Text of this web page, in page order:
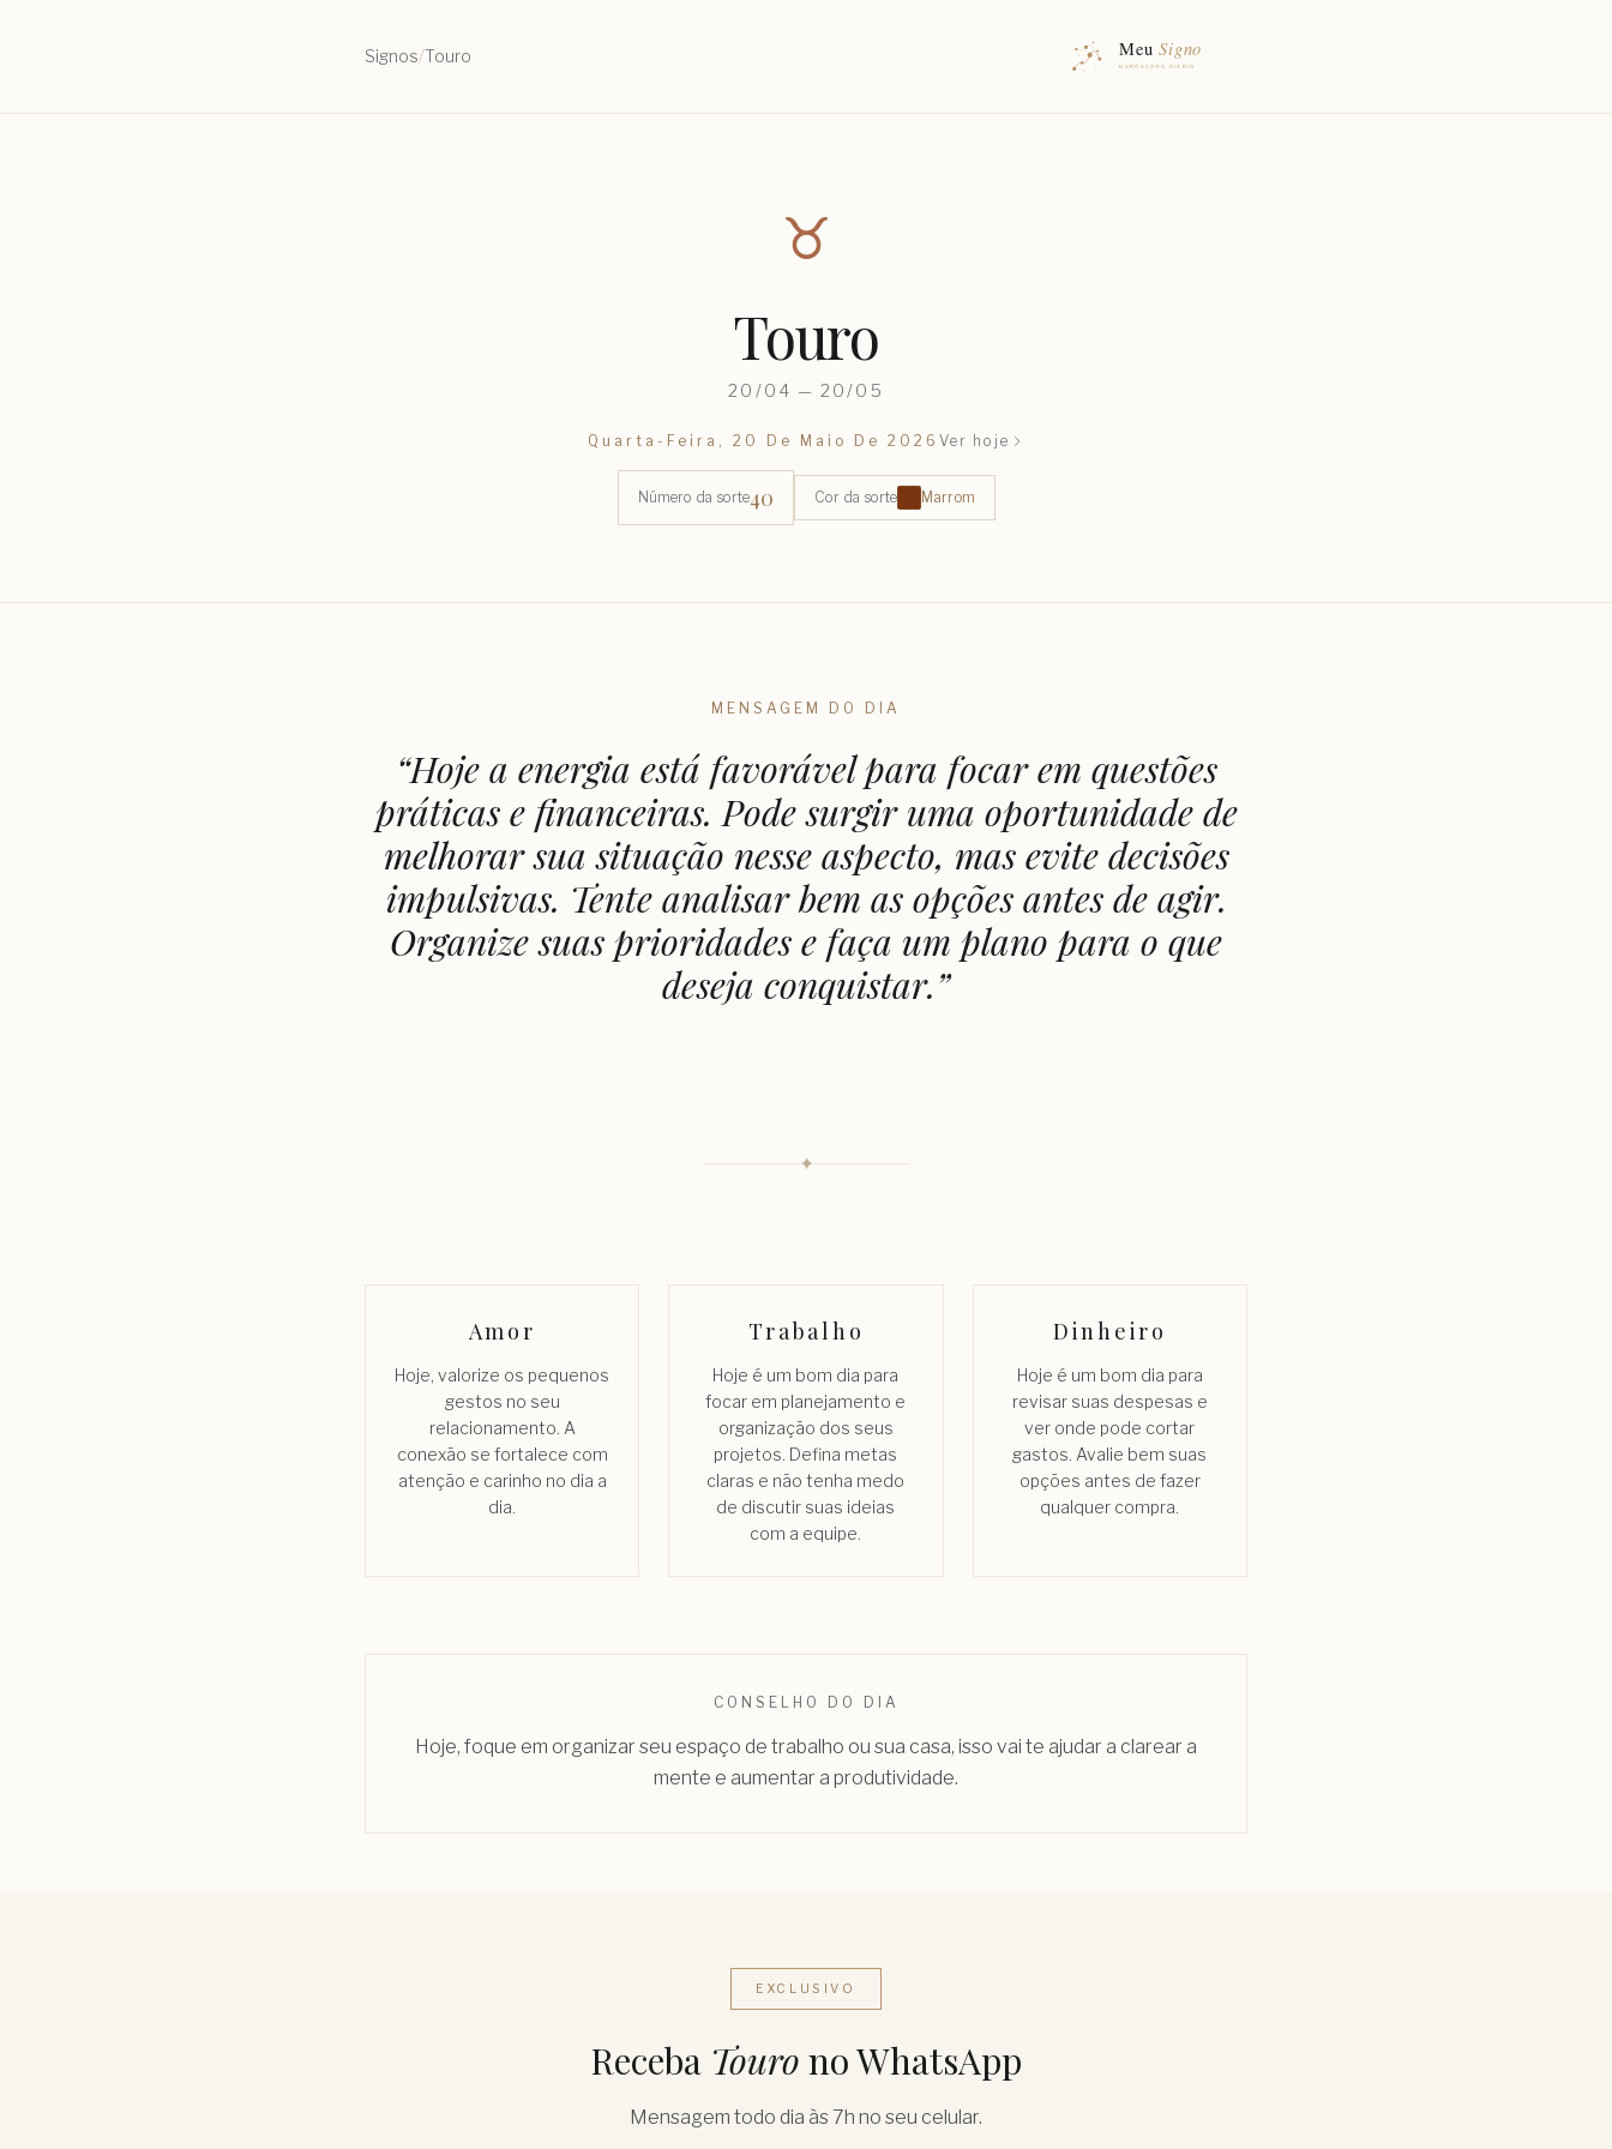
Signos/Touro
♉︎
Touro
20/04 — 20/05
Quarta-Feira, 20 De Maio De 2026Ver hoje
Número da sorte40 Cor da sorte Marrom
MENSAGEM DO DIA
“Hoje a energia está favorável para focar em questões
práticas e financeiras. Pode surgir uma oportunidade de
melhorar sua situação nesse aspecto, mas evite decisões
impulsivas. Tente analisar bem as opções antes de agir.
Organize suas prioridades e faça um plano para o que
deseja conquistar.”
✦
Amor
Hoje, valorize os pequenos
gestos no seu
relacionamento. A
conexão se fortalece com
atenção e carinho no dia a
dia.
Trabalho
Hoje é um bom dia para
focar em planejamento e
organização dos seus
projetos. Defina metas
claras e não tenha medo
de discutir suas ideias
com a equipe.
Dinheiro
Hoje é um bom dia para
revisar suas despesas e
ver onde pode cortar
gastos. Avalie bem suas
opções antes de fazer
qualquer compra.
CONSELHO DO DIA
Hoje, foque em organizar seu espaço de trabalho ou sua casa, isso vai te ajudar a clarear a
mente e aumentar a produtividade.
EXCLUSIVO
Receba Touro no WhatsApp
Mensagem todo dia às 7h no seu celular.